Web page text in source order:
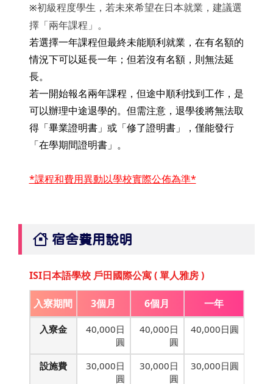
※初級程度學生，若未來希望在日本就業，建議選
擇「兩年課程」。
若選擇一年課程但最終未能順利就業，在有名額的
情況下可以延長一年；但若沒有名額，則無法延
長。
若一開始報名兩年課程，但途中順利找到工作，是
可以辦理中途退學的。但需注意，退學後將無法取
得「畢業證明書」或「修了證明書」，僅能發行
「在學期間證明書」。
*課程和費用異動以學校實際公佈為準*
宿舍費用說明
ISI日本語學校 戶田國際公寓 ( 單人雅房 )
入寮期間 3個月 6個月 一年
入寮金
40,000日
圓
40,000日
圓
40,000日圓
設施費
30,000日
圓
30,000日
圓
30,000日圓